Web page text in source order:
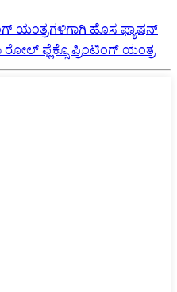
ಯಂತ್ರಗಳಿಗಾಗಿ ಹೊಸ ಫ್ಯಾಷನ್
ರೋಲ್ ಫ್ಲೆಕ್ಸೊ ಪ್ರಿಂಟಿಂಗ್ ಯಂತ್ರ